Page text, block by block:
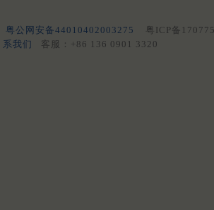
粤公网安备44010402003275 粤ICP备
系我们
客服：+86 136 0901 3320